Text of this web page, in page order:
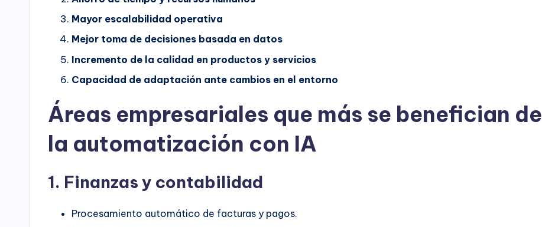
Mayor escalabilidad operativa
Mejor toma de decisiones basada en datos
Incremento de la calidad en productos y servicios
Capacidad de adaptación ante cambios en el entorno
Áreas empresariales que más se benefician de
la automatización con IA
1. Finanzas y contabilidad
Procesamiento automático de facturas y pagos.